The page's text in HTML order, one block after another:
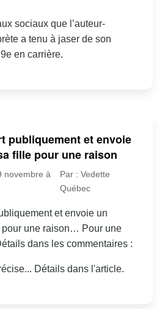
sociaux que l’auteur-
a tenu à jaser de son
en carrière.
publiquement et envoie
fille pour une raison
novembre à
Par : Vedette
Québec
et envoie un
pour une raison… Pour une
dans les commentaires :
Détails dans l'article.